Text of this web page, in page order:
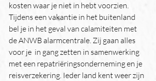
kosten waar je niet in hebt voorzien.
Tijdens een vakantie in het buitenland
bel je in het geval van calamiteiten met
de ANWB alarmcentrale. Zij gaan alles
voor je  in gang zetten in samenwerking
met een repatriëringsonderneming en je
reisverzekering. Ieder land kent weer zijn